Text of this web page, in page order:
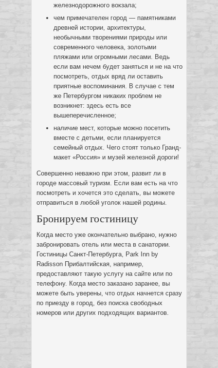
железнодорожного вокзала;
чем примечателен город — памятниками
древней истории, архитектуры,
необычными творениями природы или
современного человека, золотыми
пляжами или огромными лесами. Ведь
если вам нечем будет заняться и не на что
посмотреть, отдых вряд ли оставить
приятные воспоминания. В случае с тем
же Петербургом никаких проблем не
возникнет: здесь есть все
вышеперечисленное;
наличие мест, которые можно посетить
вместе с детьми, если планируется
семейный отдых. Чего стоят только Гранд-
макет «Россия» и музей железной дороги!
Совершенно неважно при этом, развит ли в
городе массовый туризм. Если вам есть на что
посмотреть и хочется это сделать, вы можете
отправиться в любой уголок нашей родины.
Бронируем гостиницу
Когда место уже окончательно выбрано, нужно
забронировать отель или места в санатории.
Гостиницы Санкт-Петербурга, Park Inn by
Radisson Прибалтийская, например,
предоставляют такую услугу на сайте или по
телефону. Когда место заказано заранее, вы
можете быть уверены, что отдых начнется сразу
по приезду в город, без поиска свободных
номеров или других подходящих вариантов.